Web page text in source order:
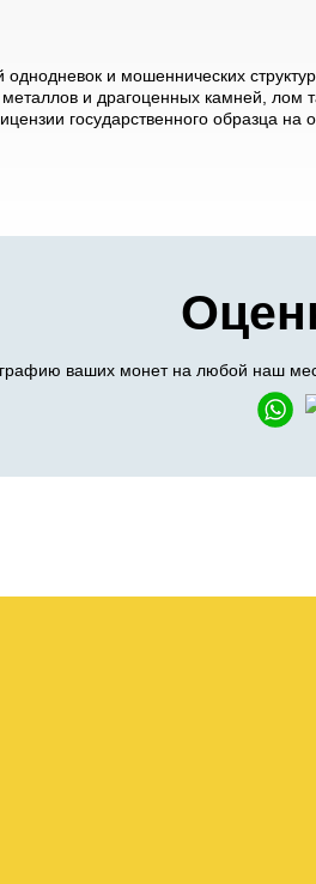
однодневок и мошеннических
и драгоценных камней, лом
государственного образца на
ваших монет на любой наш